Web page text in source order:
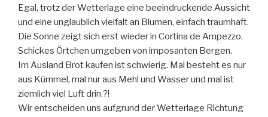
Egal, trotz der Wetterlage eine beeindruckende Aussicht
und eine unglaublich vielfalt an Blumen, einfach traumhaft.
Die Sonne zeigt sich erst wieder in Cortina de Ampezzo.
Schickes Örtchen umgeben von imposanten Bergen.
Im Ausland Brot kaufen ist schwierig. Mal besteht es nur
aus Kümmel, mal nur aus Mehl und Wasser und mal ist
ziemlich viel Luft drin.?!
Wir entscheiden uns aufgrund der Wetterlage Richtung